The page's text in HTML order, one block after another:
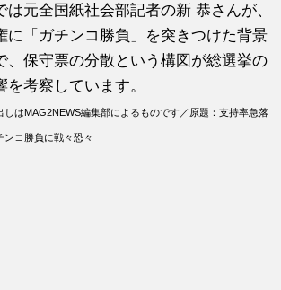
は元全国紙社会部記者の新 恭さんが、
に「ガチンコ勝負」を突きつけた背景
、保守票の分散という構図が総選挙の
考察しています。
はMAG2NEWS編集部によるものです／原題：支持率急落
ンコ勝負に戦々恐々